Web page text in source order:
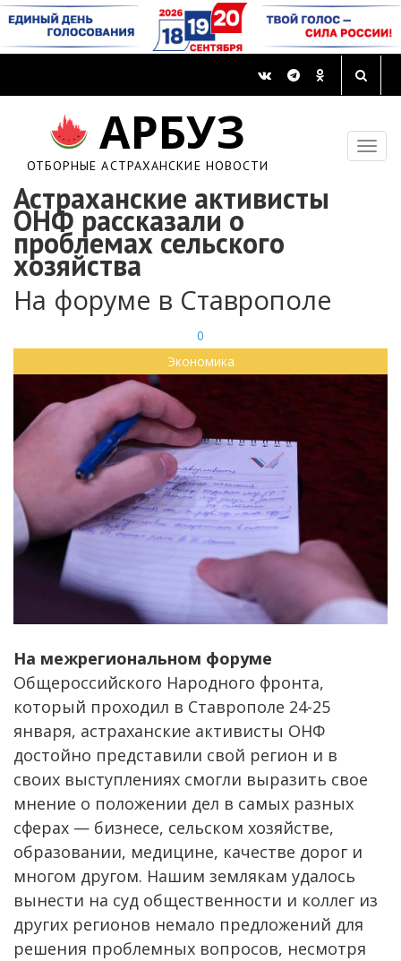
АРБУЗ
ОТБОРНЫЕ АСТРАХАНСКИЕ НОВОСТИ
Астраханские активисты
ОНФ рассказали о
проблемах сельского
хозяйства
На форуме в Ставрополе
0
Экономика
На межрегиональном форуме
Общероссийского Народного фронта,
который проходил в Ставрополе 24-25
января, астраханские активисты ОНФ
достойно представили свой регион и в
своих выступлениях смогли выразить свое
мнение о положении дел в самых разных
сферах — бизнесе, сельском хозяйстве,
образовании, медицине, качестве дорог и
многом другом. Нашим землякам удалось
вынести на суд общественности и коллег из
других регионов немало предложений для
решения проблемных вопросов, несмотря